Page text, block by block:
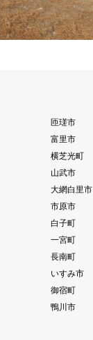
匝瑳市
富里市
横芝光町
山武市
大網白里市
市原市
白子町
一宮町
長南町
いすみ市
御宿町
鴨川市